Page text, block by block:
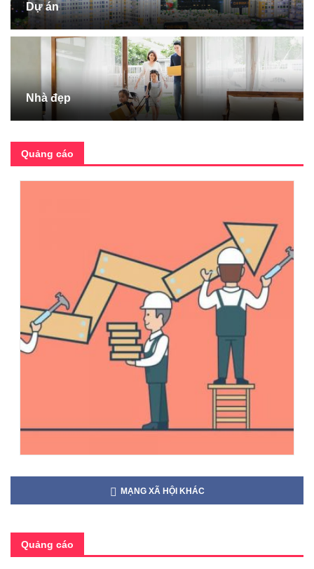
Dự án
Nhà đẹp
Quảng cáo
MẠNG XÃ HỘI KHÁC
Quảng cáo